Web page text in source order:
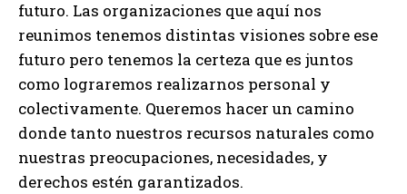
futuro. Las organizaciones que aquí nos
reunimos tenemos distintas visiones sobre ese
futuro pero tenemos la certeza que es juntos
como lograremos realizarnos personal y
colectivamente. Queremos hacer un camino
donde tanto nuestros recursos naturales como
nuestras preocupaciones, necesidades, y
derechos estén garantizados.